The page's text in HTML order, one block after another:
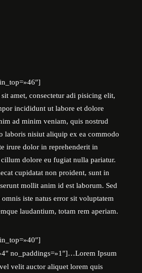
amet, consectetur adi pisicing elit,
incididunt ut labore et dolore
ad minim veniam, quis nostrud
laboris nisiut aliquip ex ea commodo
irure dolor in reprehenderit in
dolore eu fugiat nulla pariatur.
cupidatat non proident, sunt in
mollit anim id est laborum. Sed
iste natus error sit voluptatem
laudantium, totam rem aperiam.
no_paddings=»1″]…Lorem Ipsum
velit auctor aliquet lorem quis